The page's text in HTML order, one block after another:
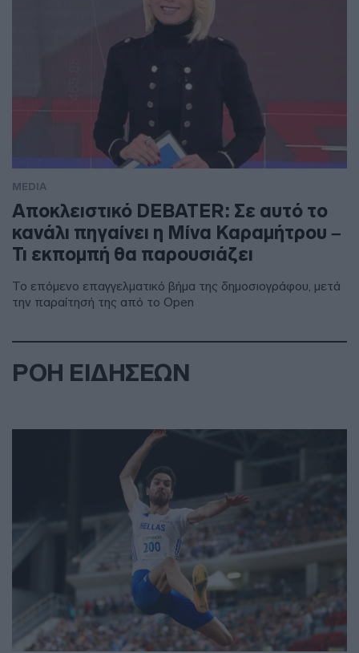
MEDIA
Αποκλειστικό DEBATER: Σε αυτό το
κανάλι πηγαίνει η Μίνα Καραμήτρου –
Τι εκπομπή θα παρουσιάζει
Το επόμενο επαγγελματικό βήμα της δημοσιογράφου, μετά
την παραίτησή της από το Open
ΡΟΗ ΕΙΔΗΣΕΩΝ